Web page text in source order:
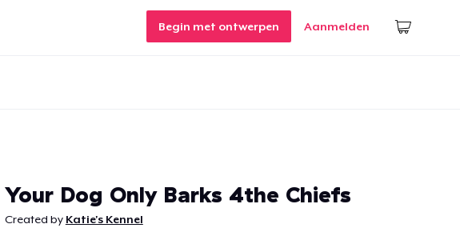
Begin met ontwerpen Aanmelden
Your Dog Only Barks 4the Chiefs
Created by Katie's Kennel